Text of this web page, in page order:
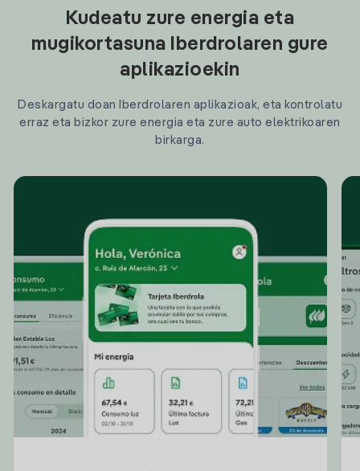
Kudeatu zure energia eta
mugikortasuna Iberdrolaren gure
aplikazioekin
Deskargatu doan Iberdrolaren aplikazioak, eta kontrolatu
erraz eta bizkor zure energia eta zure auto elektrikoaren
birkarga.